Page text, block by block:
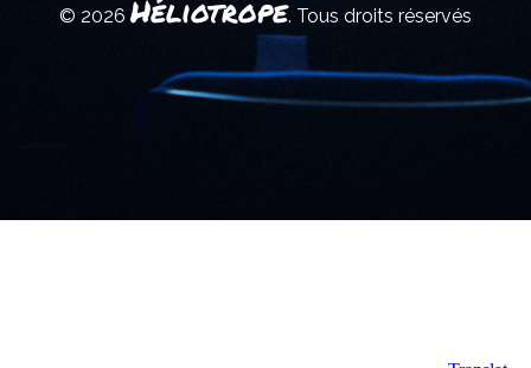
© 2026Héliotrope. Tous droits réservés